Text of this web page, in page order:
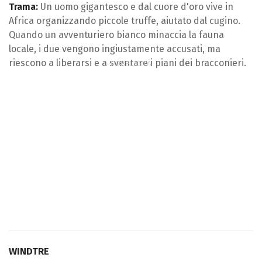
Trama: Un uomo gigantesco e dal cuore d'oro vive in
Africa organizzando piccole truffe, aiutato dal cugino.
Quando un avventuriero bianco minaccia la fauna
locale, i due vengono ingiustamente accusati, ma
riescono a liberarsi e a sventare i piani dei bracconieri.
WINDTRE